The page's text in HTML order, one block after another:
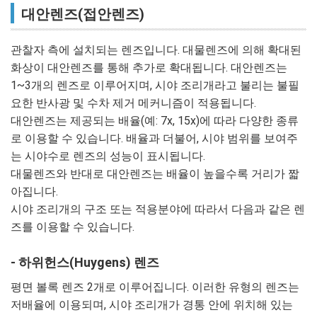
대안렌즈(접안렌즈)
관찰자 측에 설치되는 렌즈입니다. 대물렌즈에 의해 확대된
화상이 대안렌즈를 통해 추가로 확대됩니다. 대안렌즈는
1~3개의 렌즈로 이루어지며, 시야 조리개라고 불리는 불필
요한 반사광 및 수차 제거 메커니즘이 적용됩니다.
대안렌즈는 제공되는 배율(예: 7x, 15x)에 따라 다양한 종류
로 이용할 수 있습니다. 배율과 더불어, 시야 범위를 보여주
는 시야수로 렌즈의 성능이 표시됩니다.
대물렌즈와 반대로 대안렌즈는 배율이 높을수록 거리가 짧
아집니다.
시야 조리개의 구조 또는 적용분야에 따라서 다음과 같은 렌
즈를 이용할 수 있습니다.
- 하위헌스(Huygens) 렌즈
평면 볼록 렌즈 2개로 이루어집니다. 이러한 유형의 렌즈는
저배율에 이용되며, 시야 조리개가 경통 안에 위치해 있는